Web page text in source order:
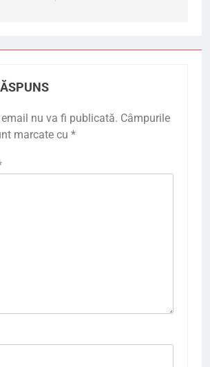
nu va fi publicată. Câmpurile
marcate cu *